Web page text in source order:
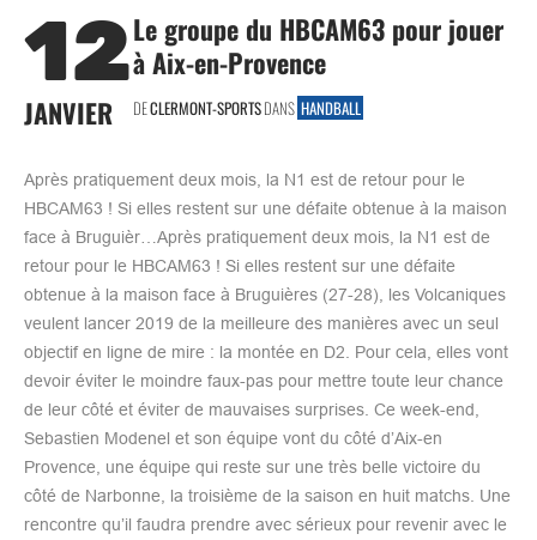
12
JANVIER
Le groupe du HBCAM63 pour jouer
à Aix-en-Provence
DECLERMONT-SPORTSDANS HANDBALL
Après pratiquement deux mois, la N1 est de retour pour le
HBCAM63 ! Si elles restent sur une défaite obtenue à la maison
face à Bruguièr…Après pratiquement deux mois, la N1 est de
retour pour le HBCAM63 ! Si elles restent sur une défaite
obtenue à la maison face à Bruguières (27-28), les Volcaniques
veulent lancer 2019 de la meilleure des manières avec un seul
objectif en ligne de mire : la montée en D2. Pour cela, elles vont
devoir éviter le moindre faux-pas pour mettre toute leur chance
de leur côté et éviter de mauvaises surprises. Ce week-end,
Sebastien Modenel et son équipe vont du côté d’Aix-en
Provence, une équipe qui reste sur une très belle victoire du
côté de Narbonne, la troisième de la saison en huit matchs. Une
rencontre qu’il faudra prendre avec sérieux pour revenir avec le